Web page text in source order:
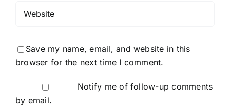
Save my name, email, and website in this
browser for the next time I comment.
Notify me of follow-up comments
by email.